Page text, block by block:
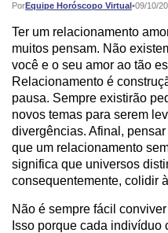
PorEquipe Horóscopo Virtual•
Publicado: 09/10/
Ter um relacionamento
muitos pensam. Não
você e o seu amor ao tão
Relacionamento é
pausa. Sempre existirão
novos temas para serem
divergências. Afinal,
que um relacionamento
significa que universos
consequentemente, colidir
Não é sempre fácil
Isso porque cada indivíduo